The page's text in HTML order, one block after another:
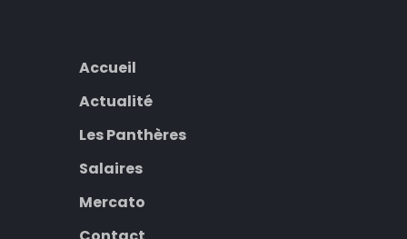
Accueil
Actualité
Les Panthères
Salaires
Mercato